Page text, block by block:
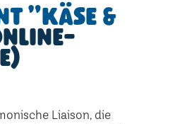
"Käse &
Liaison, die